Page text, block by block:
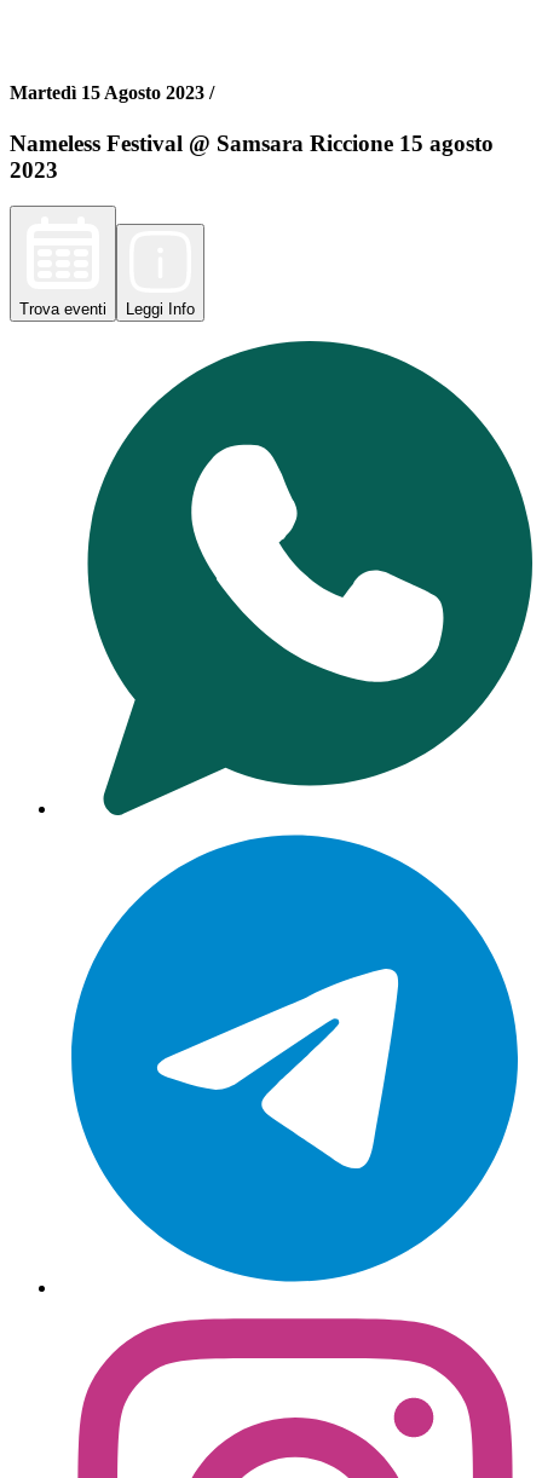
Martedì 15 Agosto 2023 /
Nameless Festival @ Samsara Riccione 15 agosto
2023
Trova eventi Leggi Info